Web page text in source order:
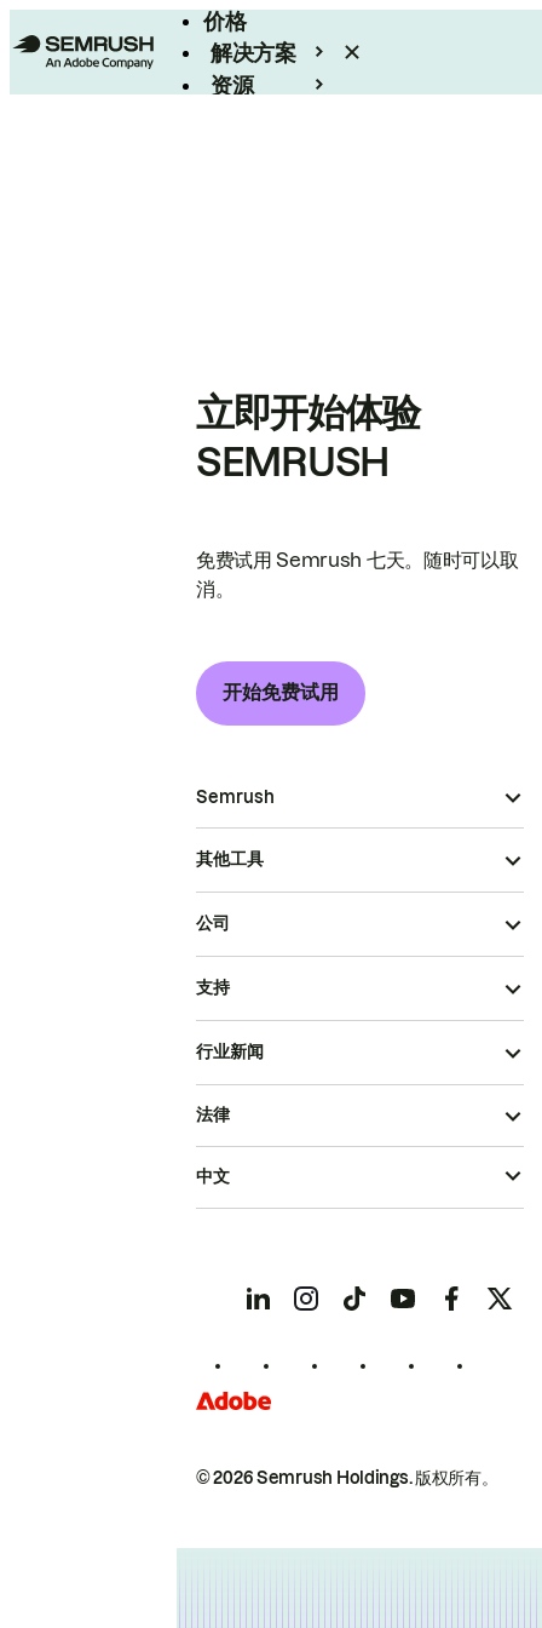
价格
解决方案
资源
立即开始体验
SEMRUSH
免费试用 Semrush 七天。随时可以取
消。
开始免费试用
Semrush
其他工具
公司
支持
行业新闻
© 2026 Semrush Holdings.版权所有。
法律
中文